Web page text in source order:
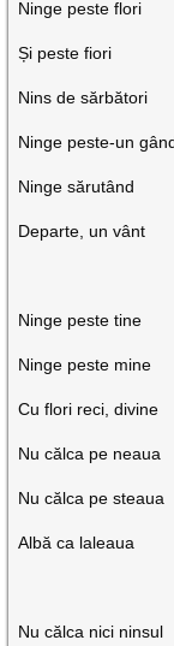
Ninge peste flori
Și peste fiori
Nins de sărbători
Ninge peste-un
Ninge sărutând
Departe, un vânt
Ninge peste tine
Ninge peste mine
Cu flori reci, divine
Nu călca pe neaua
Nu călca pe steaua
Albă ca laleaua
Nu călca nici ninsul